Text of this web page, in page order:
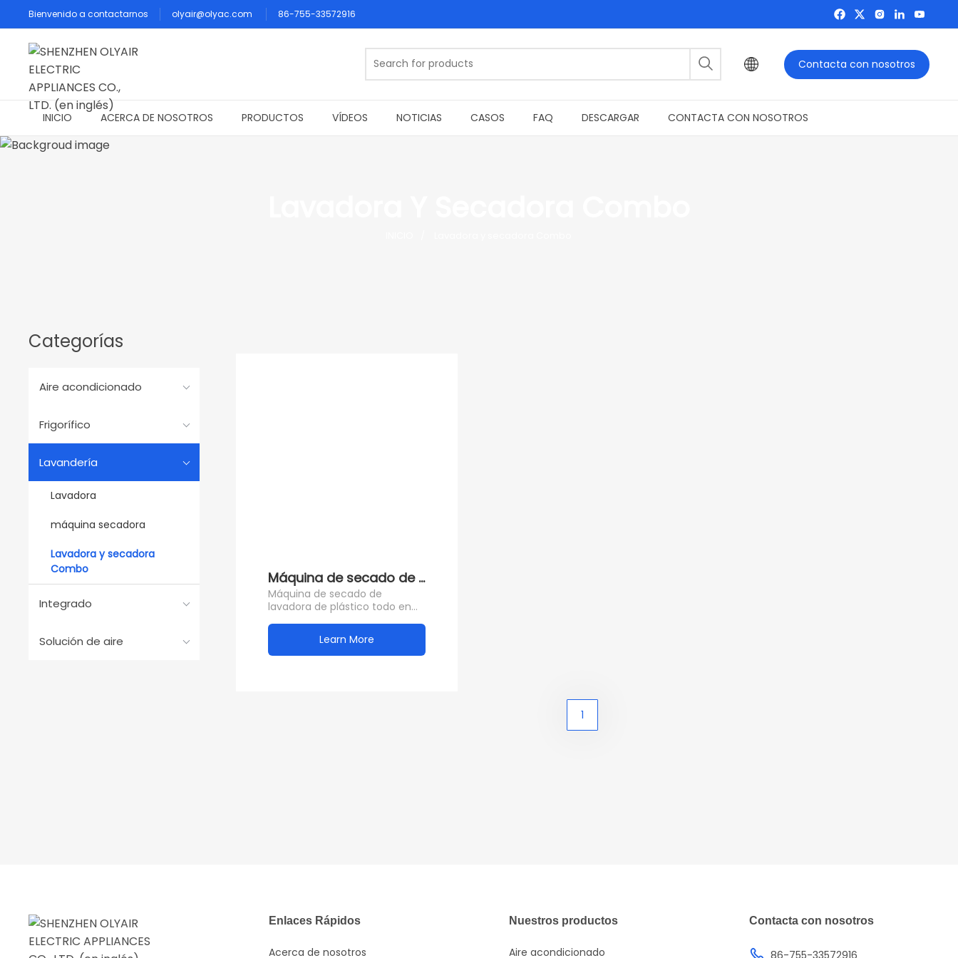
Bienvenido a contactarnos olyair@olyac.com 86-755-33572916
Contacta con nosotros
INICIO ACERCA DE NOSOTROS PRODUCTOS VÍDEOS NOTICIAS CASOS FAQ DESCARGAR CONTACTA CON NOSOTROS
Categorías
Aire acondicionado
Frigorífico
Lavandería
Lavadora
máquina secadora
Lavadora y secadora
Combo
Integrado
Solución de aire
Máquina de secado de lavadora de plástico todo en uno de acero inoxidable Olyair 12/7kg con pantalla
Máquina de secado de
lavadora de plástico todo en
12/7kg con pantalla
Learn More
1
Enlaces Rápidos
Acerca de nosotros
Nuestros productos
Aire acondicionado
Contacta con nosotros
86-755-33572916